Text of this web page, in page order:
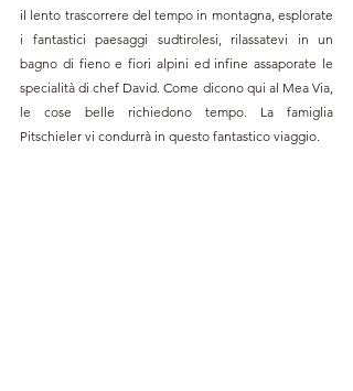
il lento trascorrere del tempo in montagna, esplorate
i fantastici paesaggi sudtirolesi, rilassatevi in un
bagno di fieno e fiori alpini ed infine assaporate le
specialità di chef David. Come dicono qui al Mea Via,
le cose belle richiedono tempo. La famiglia
Pitschieler vi condurrà in questo fantastico viaggio.